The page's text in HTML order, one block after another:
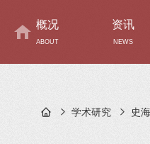
概况
ABOUT
资讯
NEWS
学术研究 史